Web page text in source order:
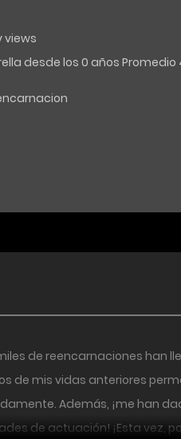
views
desde los 0 años Promedio
de reencarnaciones han
de mis vidas anteriores
Además, ¡me han
de actuación! ¡Esta vez,